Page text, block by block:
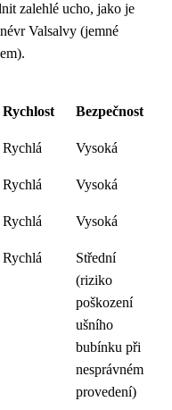
zalehlé ucho, jako je
Valsalvy (jemné
Rychlost Bezpečnost
Rychlá Vysoká
Rychlá Vysoká
Rychlá Vysoká
Rychlá
Střední
(riziko
poškození
ušního
bubínku při
nesprávném
provedení)